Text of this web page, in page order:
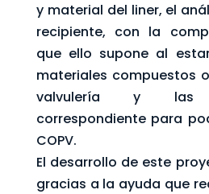
y material del liner, el
recipiente, con la
que ello supone al
materiales compuestos
valvulería y las
correspondiente para
COPV.
El desarrollo de este
gracias a la ayuda que